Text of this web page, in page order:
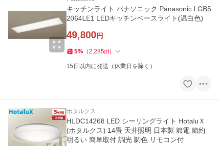
キッチンライト パナソニック Panasonic LGB5
2064LE1 LEDキッチンベースライト(温白色)
49,800円
5% （2,285pt）
15日以内に発送（休業日を除く）
ホタルクス
HLDC14268 LED シーリングライト HotaluＸ
(ホタルクス) 14畳 天井照明 日本製 節電 節約
明るい 簡単取付 調光 調色 リモコン付